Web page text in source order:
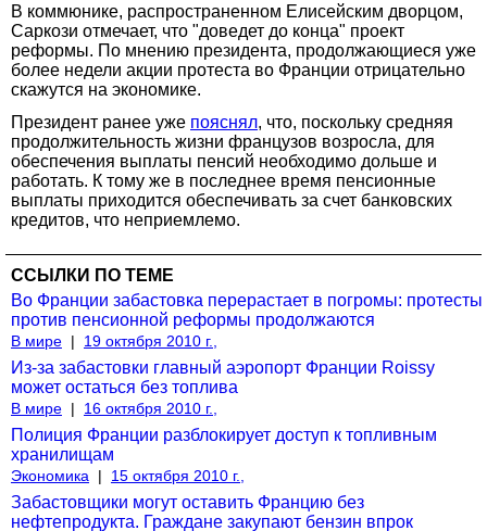
В коммюнике, распространенном Елисейским дворцом,
Саркози отмечает, что "доведет до конца" проект
реформы. По мнению президента, продолжающиеся уже
более недели акции протеста во Франции отрицательно
скажутся на экономике.
Президент ранее уже пояснял, что, поскольку средняя
продолжительность жизни французов возросла, для
обеспечения выплаты пенсий необходимо дольше и
работать. К тому же в последнее время пенсионные
выплаты приходится обеспечивать за счет банковских
кредитов, что неприемлемо.
ССЫЛКИ ПО ТЕМЕ
Во Франции забастовка перерастает в погромы: протесты
против пенсионной реформы продолжаются
В мире | 19 октября 2010 г.,
Из-за забастовки главный аэропорт Франции Roissy
может остаться без топлива
В мире | 16 октября 2010 г.,
Полиция Франции разблокирует доступ к топливным
хранилищам
Экономика | 15 октября 2010 г.,
Забастовщики могут оставить Францию без
нефтепродукта. Граждане закупают бензин впрок